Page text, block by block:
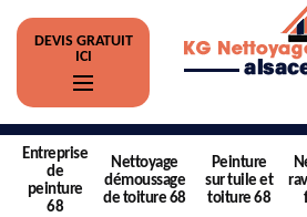
DEVIS GRATUIT
ICI
Entreprise
de
peinture
68
Nettoyage
démoussage
de toiture 68
Peinture
sur tuile et
toiture 68